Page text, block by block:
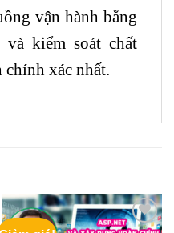
vận hành bằng
kiểm soát chất
xác nhất.